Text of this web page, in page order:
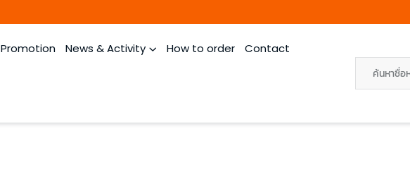
Promotion News & Activity How to order Contact